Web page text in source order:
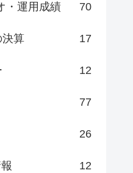
・運用成績 70
決算 17
12
77
26
報 12